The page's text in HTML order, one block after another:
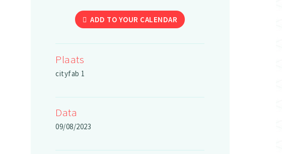
ADD TO YOUR CALENDAR
Plaats
cityfab 1
Data
09/08/2023